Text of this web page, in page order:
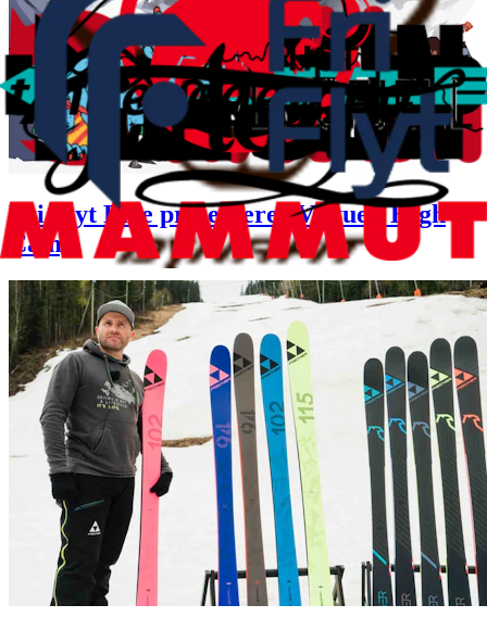
Fri Flyt Live presenterer Virtuell High
Camp